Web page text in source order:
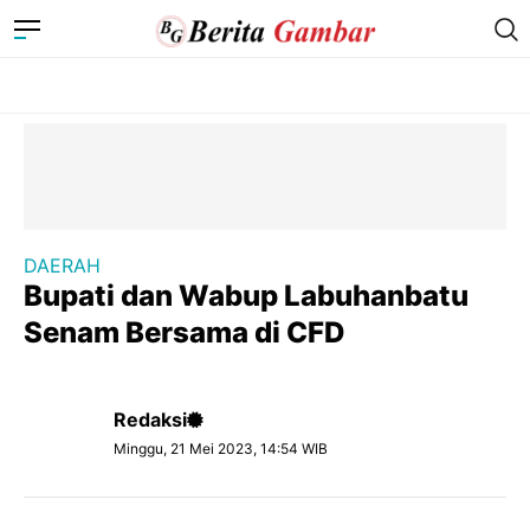
DAERAH
Bupati dan Wabup Labuhanbatu
Senam Bersama di CFD
Redaksi
Minggu, 21 Mei 2023, 14:54 WIB